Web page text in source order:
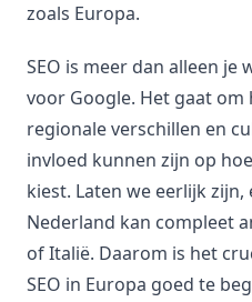
zoals Europa.
SEO is meer dan alleen je
voor Google. Het gaat om
regionale verschillen en
invloed kunnen zijn op
kiest. Laten we eerlijk
Nederland kan compleet
of Italië. Daarom is het
SEO in Europa goed te